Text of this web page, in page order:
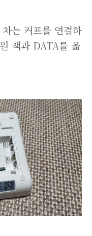
는 커프를 연결하
잭과 DATA를 옮